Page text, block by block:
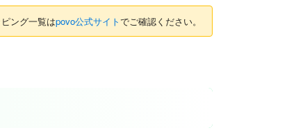
ング一覧はpovo公式サイトでご確認ください。